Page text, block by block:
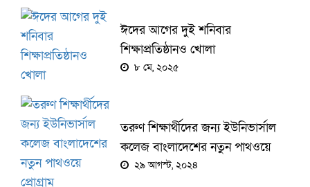
ঈদের আগের দুই শনিবার
শিক্ষাপ্রতিষ্ঠানও খোলা
৮ মে, ২০২৫
তরুণ শিক্ষার্থীদের জন্য ইউনিভার্সাল
কলেজ বাংলাদেশের নতুন পাথওয়ে
প্রোগ্রাম
২৯ আগস্ট, ২০২৪